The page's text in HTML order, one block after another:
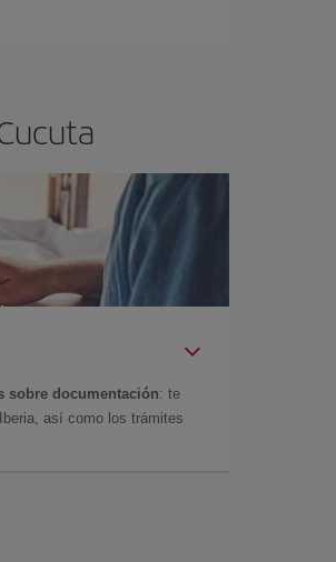
sobre documentación: te
así como los trámites